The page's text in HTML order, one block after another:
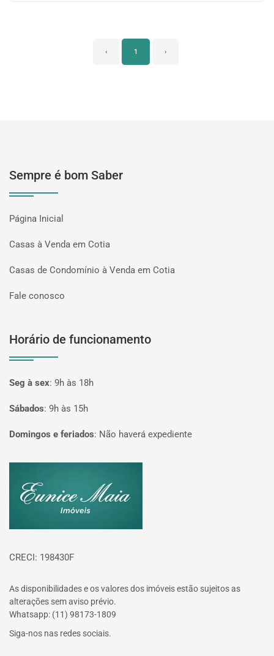
‹ 1 ›
Sempre é bom Saber
Página Inicial
Casas à Venda em Cotia
Casas de Condomínio à Venda em Cotia
Fale conosco
Horário de funcionamento
Seg à sex: 9h às 18h
Sábados: 9h às 15h
Domingos e feriados: Não haverá expediente
CRECI: 198430F
As disponibilidades e os valores dos imóveis estão sujeitos as
alterações sem aviso prévio.
Whatsapp: (11) 98173-1809
Siga-nos nas redes sociais.